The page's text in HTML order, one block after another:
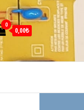
0
0,00₺